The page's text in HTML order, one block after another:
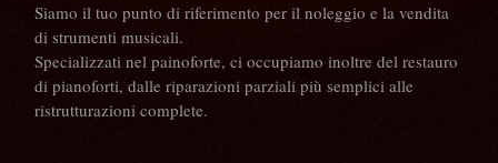
Siamo il tuo punto di riferimento per il noleggio e la vendita
di strumenti musicali.
Specializzati nel painoforte, ci occupiamo inoltre del restauro
di pianoforti, dalle riparazioni parziali più semplici alle
ristrutturazioni complete.